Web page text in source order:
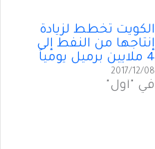
الكويت تُخطط لزيادة
إنتاجها من النفط إلى
4 ملايين برميل يومياً
2017/12/08
في "أول"